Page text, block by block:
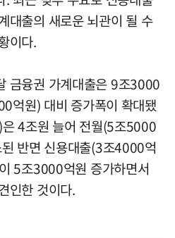
대출의 새로운 뇌관이 될 수
이다.
금융권 가계대출은 9조3000
억원) 대비 증가폭이 확대됐
4조원 늘어 전월(5조5000
반면 신용대출(3조4000억
5조3000억원 증가하면서
인한 것이다.